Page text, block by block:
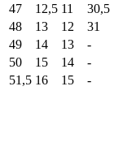
47
12,5 11
30,5
48
13 12
31
49
14 13
-
50
15 14
-
51,5 16 15 -